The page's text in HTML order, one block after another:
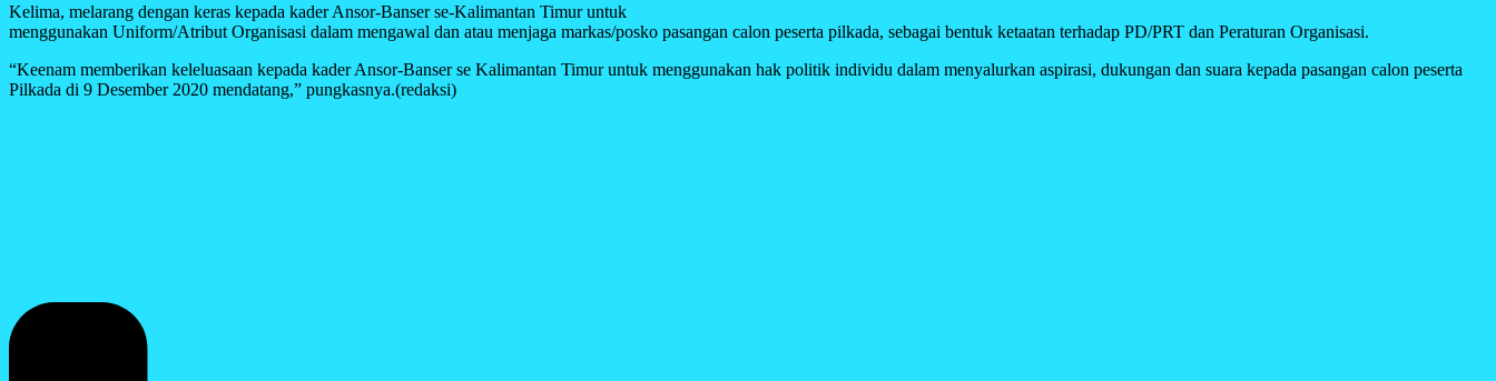
Kelima, melarang dengan keras kepada kader Ansor-Banser se-Kalimantan Timur untuk
menggunakan Uniform/Atribut Organisasi dalam mengawal dan atau menjaga markas/posko pasangan calon peserta pilkada, sebagai bentuk ketaatan terhadap PD/PRT dan Peraturan Organisasi.
“Keenam memberikan keleluasaan kepada kader Ansor-Banser se Kalimantan Timur untuk menggunakan hak politik individu dalam menyalurkan aspirasi, dukungan dan suara kepada pasangan calon peserta
Pilkada di 9 Desember 2020 mendatang,” pungkasnya.(redaksi)